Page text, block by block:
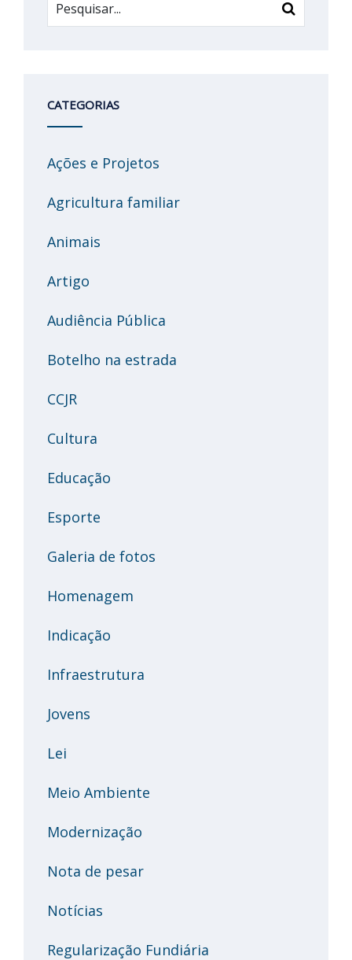
CATEGORIAS
Ações e Projetos
Agricultura familiar
Animais
Artigo
Audiência Pública
Botelho na estrada
CCJR
Cultura
Educação
Esporte
Galeria de fotos
Homenagem
Indicação
Infraestrutura
Jovens
Lei
Meio Ambiente
Modernização
Nota de pesar
Notícias
Regularização Fundiária